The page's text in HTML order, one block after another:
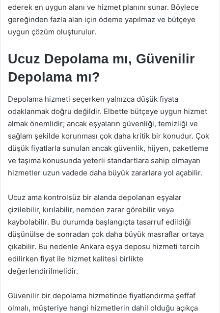
ederek en uygun alanı ve hizmet planını sunar. Böylece
gereğinden fazla alan için ödeme yapılmaz ve bütçeye
uygun çözüm oluşturulur.
Ucuz Depolama mı, Güvenilir
Depolama mı?
Depolama hizmeti seçerken yalnızca düşük fiyata
odaklanmak doğru değildir. Elbette bütçeye uygun hizmet
almak önemlidir; ancak eşyaların güvenliği, temizliği ve
sağlam şekilde korunması çok daha kritik bir konudur. Çok
düşük fiyatlarla sunulan ancak güvenlik, hijyen, paketleme
ve taşıma konusunda yeterli standartlara sahip olmayan
hizmetler uzun vadede daha büyük zararlara yol açabilir.
Ucuz ama kontrolsüz bir alanda depolanan eşyalar
çizilebilir, kırılabilir, nemden zarar görebilir veya
kaybolabilir. Bu durumda başlangıçta tasarruf edildiği
düşünülse de sonradan çok daha büyük masraflar ortaya
çıkabilir. Bu nedenle Ankara eşya deposu hizmeti tercih
edilirken fiyat ile hizmet kalitesi birlikte
değerlendirilmelidir.
Güvenilir bir depolama hizmetinde fiyatlandırma şeffaf
olmalı, müşteriye hangi hizmetlerin dahil olduğu açıkça